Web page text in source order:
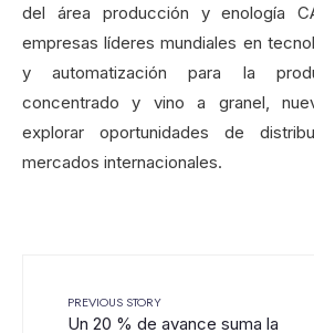
del área producción y enología
empresas líderes mundiales en
y automatización para la
concentrado y vino a granel,
explorar oportunidades de
mercados internacionales.
PREVIOUS STORY
Un 20 % de avance suma la